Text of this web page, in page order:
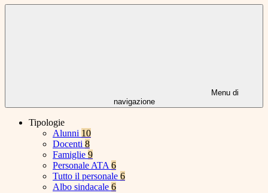
Menu di
navigazione
Tipologie
Alunni 10
Docenti 8
Famiglie 9
Personale ATA 6
Tutto il personale 6
Albo sindacale 6